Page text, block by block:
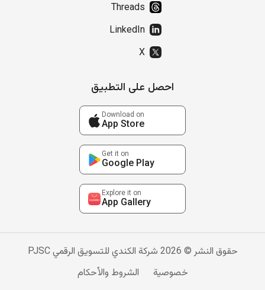
Threads
LinkedIn
X
احصل على التطبيق
Download on
App Store
Get it on
Google Play
Explore it on
App Gallery
حقوق النشر © 2026 شركة الكندي للتسويق الرقمي PJSC
خصوصية
الشروط والأحكام